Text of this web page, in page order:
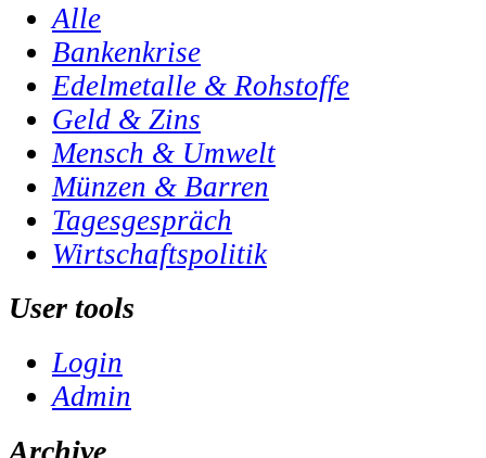
Alle
Bankenkrise
Edelmetalle & Rohstoffe
Geld & Zins
Mensch & Umwelt
Münzen & Barren
Tagesgespräch
Wirtschaftspolitik
User tools
Login
Admin
Archive